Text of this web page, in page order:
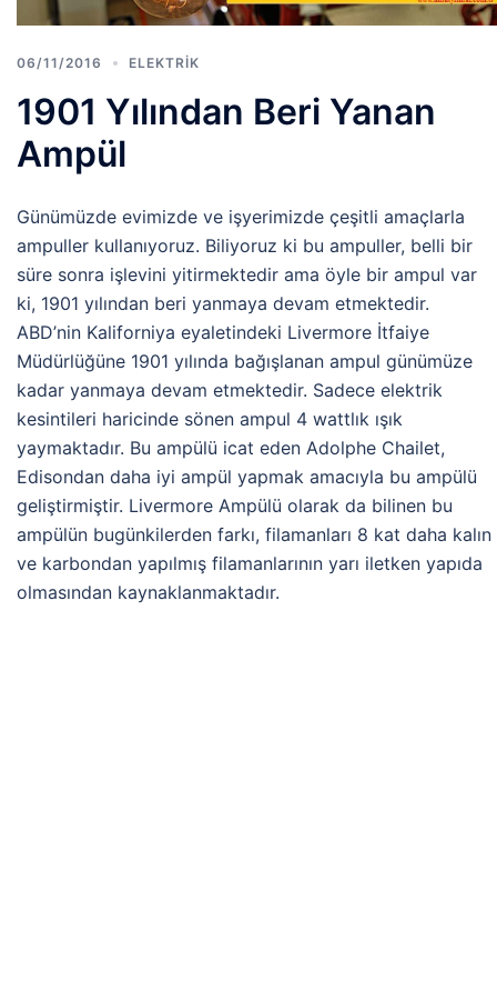
06/11/2016 ELEKTRIK
1901 Yılından Beri Yanan
Ampül
Günümüzde evimizde ve işyerimizde çeşitli amaçlarla
ampuller kullanıyoruz. Biliyoruz ki bu ampuller, belli bir
süre sonra işlevini yitirmektedir ama öyle bir ampul var
ki, 1901 yılından beri yanmaya devam etmektedir.
ABD’nin Kaliforniya eyaletindeki Livermore İtfaiye
Müdürlüğüne 1901 yılında bağışlanan ampul günümüze
kadar yanmaya devam etmektedir. Sadece elektrik
kesintileri haricinde sönen ampul 4 wattlık ışık
yaymaktadır. Bu ampülü icat eden Adolphe Chailet,
Edisondan daha iyi ampül yapmak amacıyla bu ampülü
geliştirmiştir. Livermore Ampülü olarak da bilinen bu
ampülün bugünkilerden farkı, filamanları 8 kat daha kalın
ve karbondan yapılmış filamanlarının yarı iletken yapıda
olmasından kaynaklanmaktadır.